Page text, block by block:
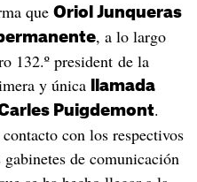
que Oriol Junqueras
, a lo largo
132.º president de la
y única
llamada
Puigdemont.
con los respectivos
de comunicación